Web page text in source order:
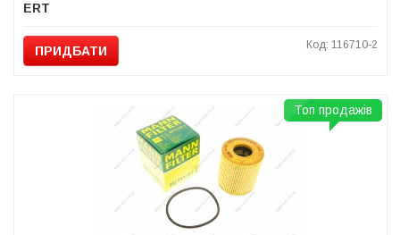
ERT
ПРИДБАТИ Код: 116710-2
Топ продажів